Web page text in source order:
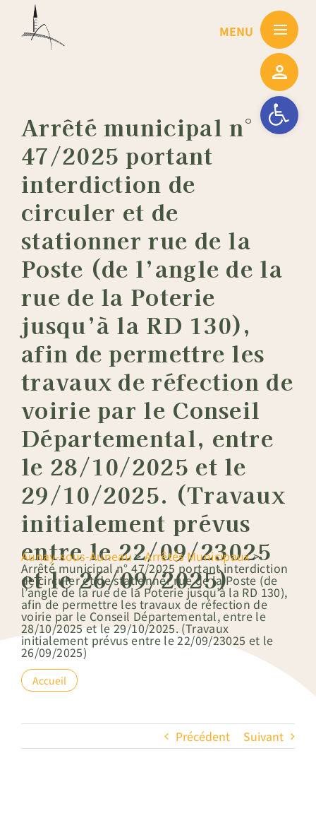
Ouvrir la
Arrêté municipal n°
47/2025 portant
interdiction de
circuler et de
stationner rue de la
Poste (de l’angle de la
rue de la Poterie
jusqu’à la RD 130),
afin de permettre les
travaux de réfection de
voirie par le Conseil
Départemental, entre
le 28/10/2025 et le
29/10/2025. (Travaux
initialement prévus
entre le 22/09/23025
et le 26/09/2025)
Aunay-sous-Auneau>Arrêtés Municipaux>
Arrêté municipal n° 47/2025 portant interdiction
de circuler et de stationner rue de la Poste (de
l’angle de la rue de la Poterie jusqu’à la RD 130),
afin de permettre les travaux de réfection de
voirie par le Conseil Départemental, entre le
28/10/2025 et le 29/10/2025. (Travaux
initialement prévus entre le 22/09/23025 et le
26/09/2025)
Accueil
Précédent Suivant